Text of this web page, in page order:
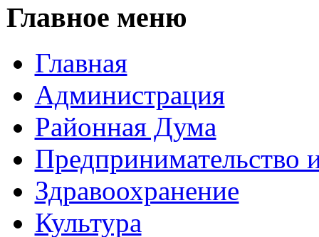
Главное меню
Главная
Администрация
Районная Дума
Предпринимательство
Здравоохранение
Культура